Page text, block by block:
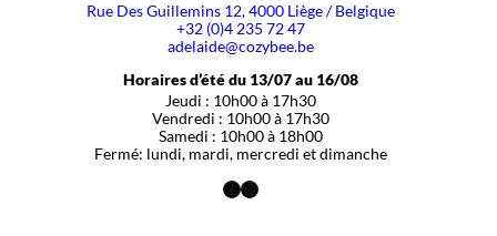
Rue Des Guillemins 12, 4000 Liège / Belgique
+32 (0)4 235 72 47
adelaide@cozybee.be
Horaires d’été du 13/07 au 16/08
Jeudi : 10h00 à 17h30
Vendredi : 10h00 à 17h30
Samedi : 10h00 à 18h00
Fermé: lundi, mardi, mercredi et dimanche
Facebook
Instagram